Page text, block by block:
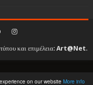
on our website More info
και επιμέλεια:Art@Net.